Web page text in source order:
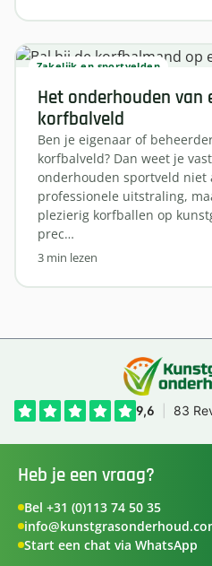
Zakelijk en sportvelden
Het onderhouden van
korfbalveld
Ben je eigenaar of
korfbalveld? Dan weet je
onderhouden sportveld niet
professionele uitstraling,
plezierig korfballen op
prec…
3 min lezen
Heb je een vraag?
Bel +31 (0)113 74 50 35
Start een chat via WhatsApp